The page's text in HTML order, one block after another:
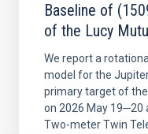
Baseline of
of the Lucy
We report a
model for the
primary target of
on 2026 May 19─20
Two-meter Twin